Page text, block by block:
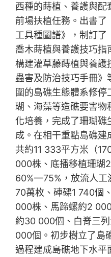
西種的蒔植、養護與配
前場扶植任務。出書了
工具種圖譜》，制訂了
喬木蒔植與養護技巧指
構建灌草藤蒔植與養護
蟲害及防治技巧手冊
圍的島礁生態體系修
瑚、海藻等造礁要害物
化培養，完成了珊瑚礁
成。在相干重點島礁建
共約11 333平方米（
000株、底播移植珊瑚
60%—75%，放流人工
70萬枚、硨磲1 740個
000株、馬蹄螺約2
約30 000個、白脊三
000個。初步樹立了島
過程建成島礁地下水平